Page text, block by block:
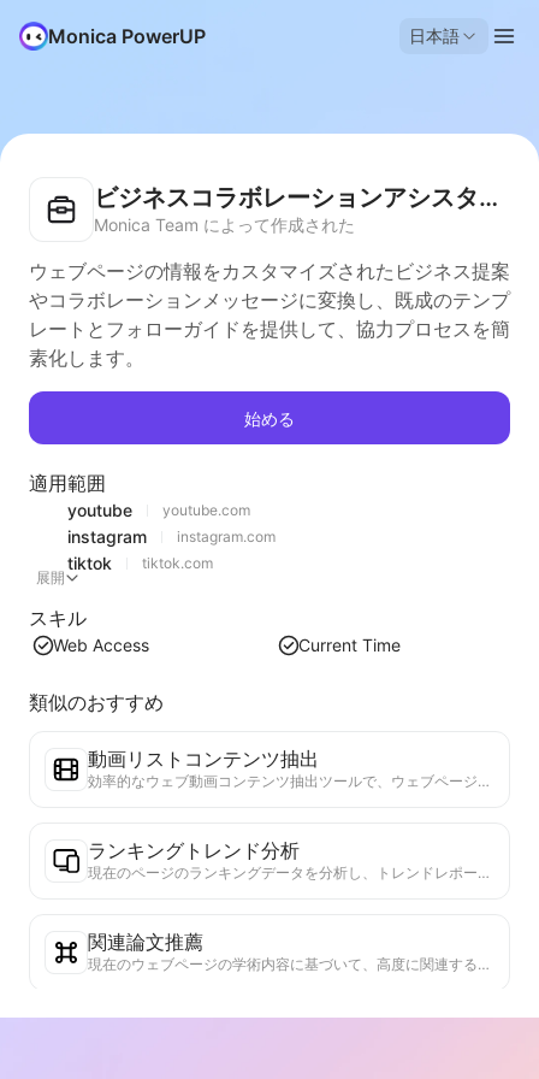
Monica PowerUP 日本語
ビジネスコラボレーションアシスタント
Monica Team によって作成された
ウェブページの情報をカスタマイズされたビジネス提案
やコラボレーションメッセージに変換し、既成のテンプ
レートとフォローガイドを提供して、協力プロセスを簡
素化します。
始める
適用範囲
youtube youtube.com
instagram instagram.com
tiktok
tiktok.com
展開
スキル
Web Access Current Time
類似のおすすめ
動画リストコンテンツ抽出
効率的なウェブ動画コンテンツ抽出ツールで、ウェブページを迅速にスキャンし、動画情報を構造化されたMarkdownテーブルに整理します。
ランキングトレンド分析
現在のページのランキングデータを分析し、トレンドレポートを生成します。人気のカテゴリ、急成長している製品タイプ、新興技術を特定します。最新の製品トレンドと市場動向を理解するための即時市場インサイトを提供します。
関連論文推薦
現在のウェブページの学術内容に基づいて、高度に関連する他の論文や研究をスマートに推薦します。先進的なアルゴリズムを利用してテーマの類似性や研究方法を分析し、ユーザーが読書を広げ、ウェブページで議論されている学術的な問題を深く理解できるようにします。